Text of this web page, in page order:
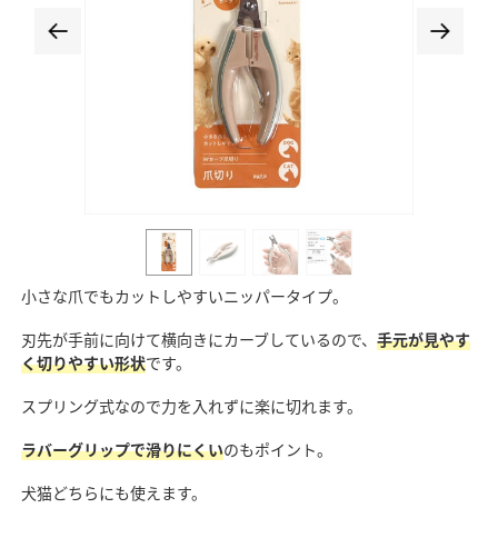
小さな爪でもカットしやすいニッパータイプ。
刃先が手前に向けて横向きにカーブしているので、 手元が見やす
く切りやすい形状です。
スプリング式なので力を入れずに楽に切れます。
ラバーグリップで滑りにくいのもポイント。
犬猫どちらにも使えます。